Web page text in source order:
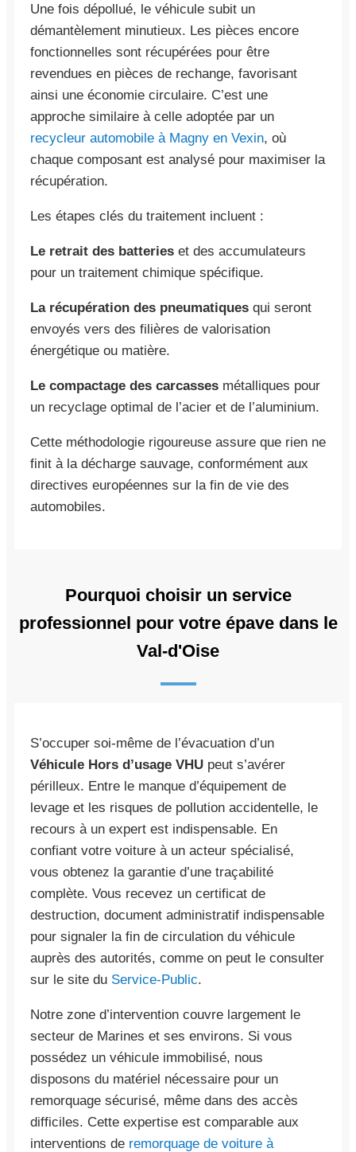
Une fois dépollué, le véhicule subit un
démantèlement minutieux. Les pièces encore
fonctionnelles sont récupérées pour être
revendues en pièces de rechange, favorisant
ainsi une économie circulaire. C’est une
approche similaire à celle adoptée par un
recycleur automobile à Magny en Vexin, où
chaque composant est analysé pour maximiser la
récupération.
Les étapes clés du traitement incluent :
Le retrait des batteries et des accumulateurs
pour un traitement chimique spécifique.
La récupération des pneumatiques qui seront
envoyés vers des filières de valorisation
énergétique ou matière.
Le compactage des carcasses métalliques pour
un recyclage optimal de l’acier et de l’aluminium.
Cette méthodologie rigoureuse assure que rien ne
finit à la décharge sauvage, conformément aux
directives européennes sur la fin de vie des
automobiles.
Pourquoi choisir un service
professionnel pour votre épave dans le
Val-d'Oise
S’occuper soi-même de l’évacuation d’un
Véhicule Hors d’usage VHU peut s’avérer
périlleux. Entre le manque d’équipement de
levage et les risques de pollution accidentelle, le
recours à un expert est indispensable. En
confiant votre voiture à un acteur spécialisé,
vous obtenez la garantie d’une traçabilité
complète. Vous recevez un certificat de
destruction, document administratif indispensable
pour signaler la fin de circulation du véhicule
auprès des autorités, comme on peut le consulter
sur le site du Service-Public.
Notre zone d’intervention couvre largement le
secteur de Marines et ses environs. Si vous
possédez un véhicule immobilisé, nous
disposons du matériel nécessaire pour un
remorquage sécurisé, même dans des accès
difficiles. Cette expertise est comparable aux
interventions de remorquage de voiture à